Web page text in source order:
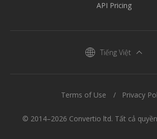
API Pricing
Tiếng Việt
© 2014–2026 Convertio ltd. Tất cả
Terms of Use Privacy